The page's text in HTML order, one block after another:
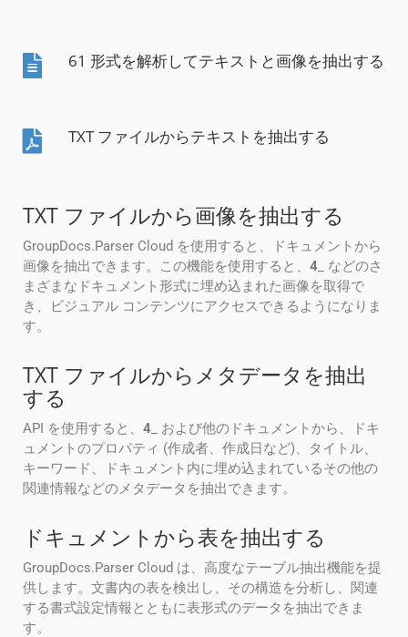
61 形式を解析してテキストと画像を抽出する
TXT ファイルからテキストを抽出する
TXT ファイルから画像を抽出する
GroupDocs.Parser Cloud を使用すると、ドキュメントから
画像を抽出できます。この機能を使用すると、 4 _ などのさ
まざまなドキュメント形式に埋め込まれた画像を取得で
き、ビジュアル コンテンツにアクセスできるようになりま
す。
TXT ファイルからメタデータを抽出
する
API を使用すると、 4 _ および他のドキュメントから、ドキ
ュメントのプロパティ (作成者、作成日など)、タイトル、
キーワード、ドキュメント内に埋め込まれているその他の
関連情報などのメタデータを抽出できます。
ドキュメントから表を抽出する
GroupDocs.Parser Cloud は、高度なテーブル抽出機能を提
供します。文書内の表を検出し、その構造を分析し、関連
する書式設定情報とともに表形式のデータを抽出できま
す。